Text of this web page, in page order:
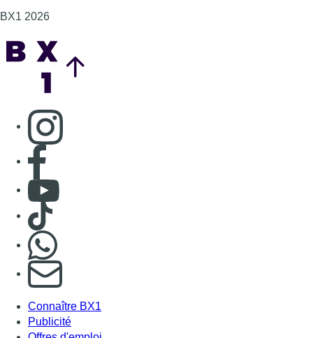
BX1 2026
Consulter page Instagram
Consulter page Facebook
Consulter Youtube
Consulter TikTok
S'abonner à notre newsletter
Connaître BX1
Publicité